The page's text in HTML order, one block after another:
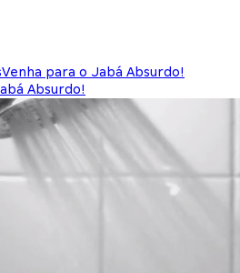
Venha para o Jabá Absurdo!
Absurdo!